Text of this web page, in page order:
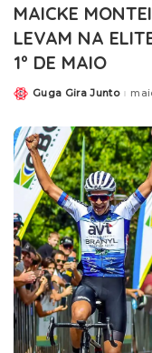
MAICKE
LEVAM NA
1º DE MAIO
Guga Gira Junto